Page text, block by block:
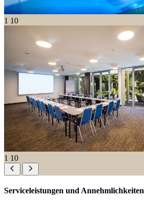
1 10
1 10
Serviceleistungen und Annehmlichkeiten